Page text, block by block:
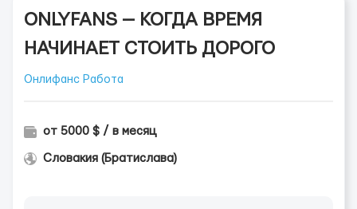
ONLYFANS — КОГДА ВРЕМЯ
НАЧИНАЕТ СТОИТЬ ДОРОГО
Онлифанс Работа
от 5000 $ / в месяц
Словакия (Братислава)